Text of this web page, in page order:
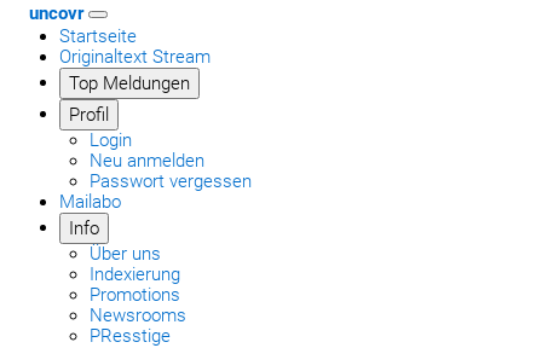
uncovr
Startseite
Originaltext Stream
Top Meldungen
Profil
Login
Neu anmelden
Passwort vergessen
Mailabo
Info
Über uns
Indexierung
Promotions
Newsrooms
PResstige